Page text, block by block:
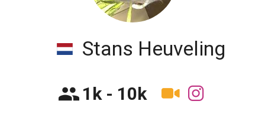
Stans Heuveling
1k - 10k